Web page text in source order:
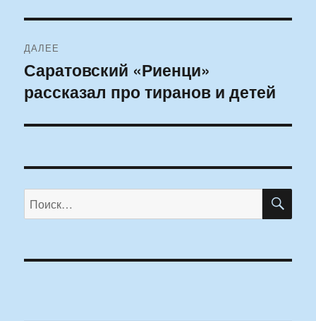
ДАЛЕЕ
Следующая
запись:
Саратовский «Риенци»
рассказал про тиранов и детей
Искать: